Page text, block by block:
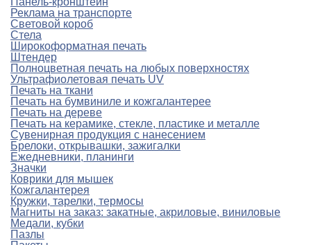
Реклама на транспорте
Световой короб
Стела
Широкоформатная печать
Штендер
Полноцветная печать на любых поверхностях
Ультрафиолетовая печать UV
Печать на ткани
Печать на бумвиниле и кожгалантерее
Печать на дереве
Печать на керамике, стекле, пластике и металле
Сувенирная продукция с нанесением
Брелоки, открывашки, зажигалки
Ежедневники, планинги
Значки
Коврики для мышек
Кожгалантерея
Кружки, тарелки, термосы
Магниты на заказ: закатные, акриловые, виниловые
Медали, кубки
Пазлы